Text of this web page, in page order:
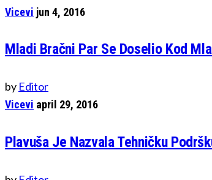
Vicevi jun 4, 2016
Mladi Bračni Par Se Doselio Kod
by Editor
Vicevi april 29, 2016
Plavuša Je Nazvala Tehničku